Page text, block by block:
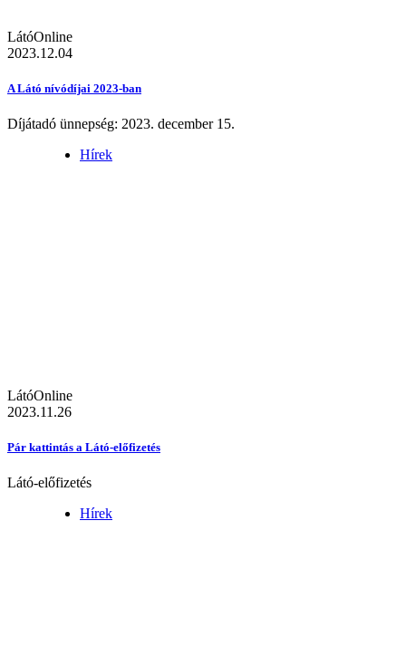
LátóOnline
2023.12.04
A Látó nívódíjai 2023-ban
Díjátadó ünnepség: 2023. december 15.
Hírek
LátóOnline
2023.11.26
Pár kattintás a Látó-előfizetés
Látó-előfizetés
Hírek